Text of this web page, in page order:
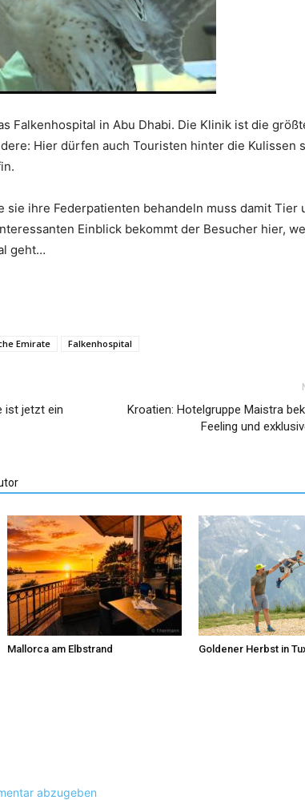
Falkenhospital in Abu Dhabi. Die Klinik ist die
Hier dürfen auch Touristen hinter die Kulissen
sie ihre Federpatienten behandeln muss damit Tier
Einblick bekommt der Besucher hier,
geht…
Emirate Falkenhospital
ist jetzt ein
Kroatien: Hotelgruppe Maistra
Feeling und
Mallorca am Elbstrand Goldener Herbst in
abzugeben